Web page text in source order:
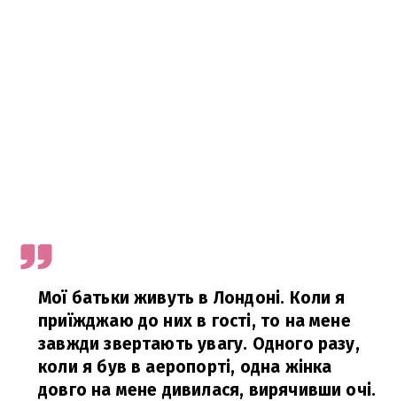
Мої батьки живуть в Лондоні. Коли я
приїжджаю до них в гості, то на мене
завжди звертають увагу. Одного разу,
коли я був в аеропорті, одна жінка
довго на мене дивилася, вирячивши очі.